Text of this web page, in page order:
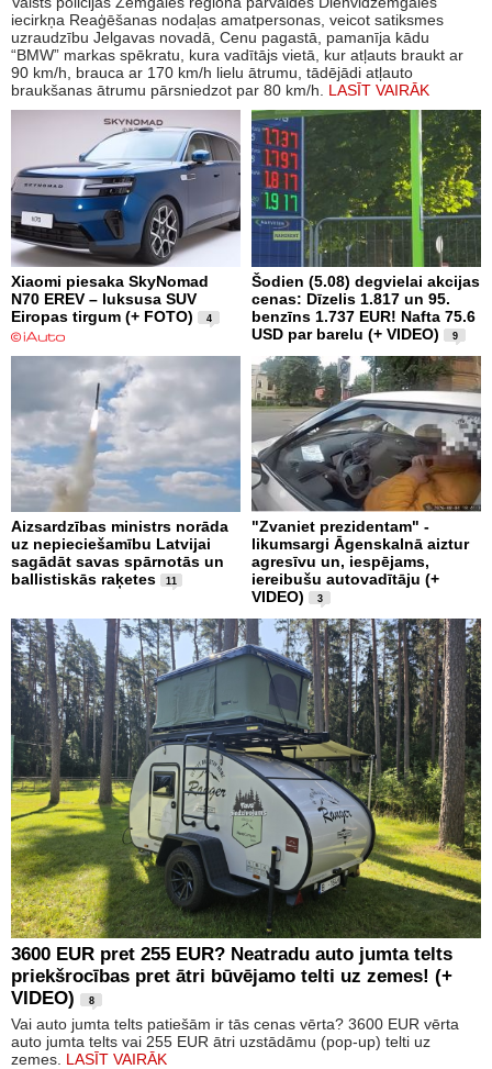
iecirkņa Reaģēšanas nodaļas amatpersonas, veicot satiksmes
uzraudzību Jelgavas novadā, Cenu pagastā, pamanīja kādu
“BMW” markas spēkratu, kura vadītājs vietā, kur atļauts braukt ar
90 km/h, brauca ar 170 km/h lielu ātrumu, tādējādi atļauto
braukšanas ātrumu pārsniedzot par 80 km/h. LASĪT VAIRĀK
Xiaomi piesaka SkyNomad
N70 EREV – luksusa SUV
Eiropas tirgum (+ FOTO)
4
Šodien (5.08) degvielai akcijas
cenas: Dīzelis 1.817 un 95.
benzīns 1.737 EUR! Nafta 75.6
USD par barelu (+ VIDEO)
9
Aizsardzības ministrs norāda
uz nepieciešamību Latvijai
sagādāt savas spārnotās un
ballistiskās raķetes
11
"Zvaniet prezidentam" -
likumsargi Āgenskalnā aiztur
agresīvu un, iespējams,
iereibušu autovadītāju (+
VIDEO)
3
3600 EUR pret 255 EUR? Neatradu auto jumta telts
priekšrocības pret ātri būvējamo telti uz zemes! (+
VIDEO)
8
Vai auto jumta telts patiešām ir tās cenas vērta? 3600 EUR vērta
auto jumta telts vai 255 EUR ātri uzstādāmu (pop-up) telti uz
zemes. LASĪT VAIRĀK